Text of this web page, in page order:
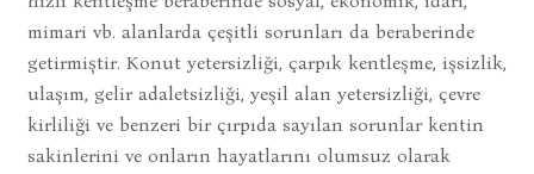
mimari vb. alanlarda çeşitli sorunları da beraberinde
getirmiştir. Konut yetersizliği, çarpık kentleşme, işsizlik,
ulaşım, gelir adaletsizliği, yeşil alan yetersizliği, çevre
kirliliği ve benzeri bir çırpıda sayılan sorunlar kentin
sakinlerini ve onların hayatlarını olumsuz olarak